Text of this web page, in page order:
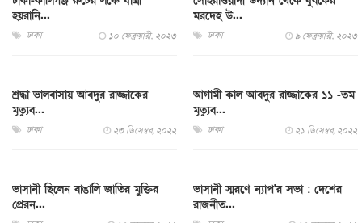
হয়রানি...
ঢাকা ১০ ফেব্রুয়ারী, ২০২৩
মরদেহ উ...
ঢাকা ৯ ফেব্রুয়ারী, ২০২৩
শ্রদ্ধা ভালবাসায় আবদুর রাজ্জাকের
মৃত্যুব...
ঢাকা ২৩ ডিসেম্বর, ২০২২
আগামী কাল আবদুর রাজ্জাকের ১১ -তম
মৃত্যুব...
ঢাকা ২১ ডিসেম্বর, ২০২২
ভাসানী ছিলেন বাঙালি জাতির মুক্তির
প্রেরন...
ভাসানী স্মরণে ন্যাপ'র সভা : দেশের
রাজনীত...